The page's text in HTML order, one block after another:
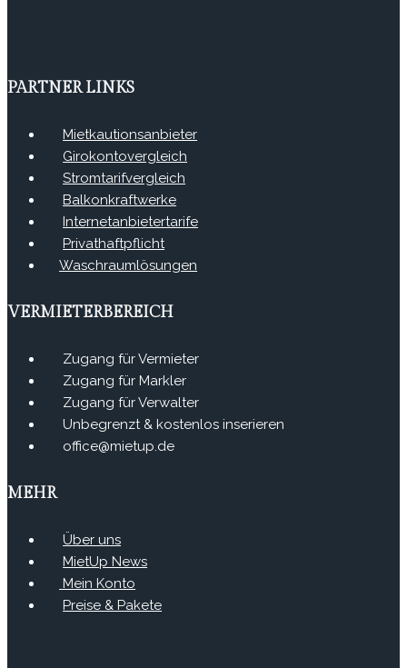
PARTNER LINKS
Mietkautionsanbieter
Girokontovergleich
Stromtarifvergleich
Balkonkraftwerke
Internetanbietertarife
Privathaftpflicht
Waschraumlösungen
VERMIETERBEREICH
Zugang für Vermieter
Zugang für Markler
Zugang für Verwalter
Unbegrenzt & kostenlos inserieren
office@mietup.de
MEHR
Über uns
MietUp News
Mein Konto
Preise & Pakete